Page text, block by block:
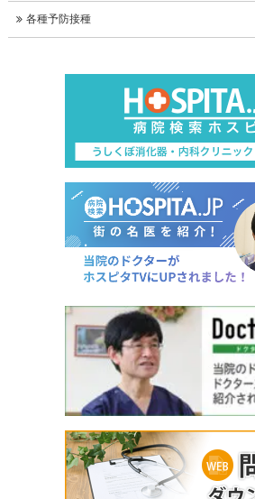
各種予防接種